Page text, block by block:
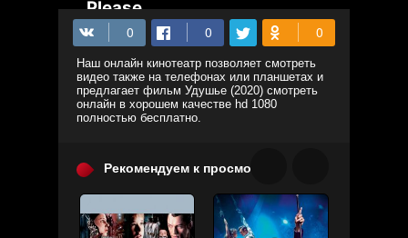
Наш онлайн кинотеатр позволяет смотреть
видео также на телефонах или планшетах и
предлагает фильм Удушье (2020) смотреть
онлайн в хорошем качестве hd 1080
полностью бесплатно.
Рекомендуем к просмотру: